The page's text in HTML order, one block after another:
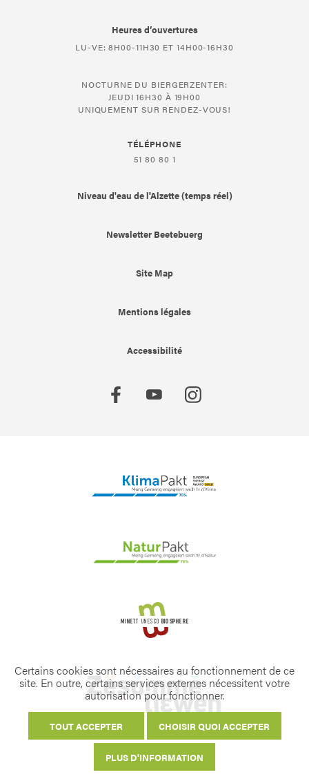
Heures d’ouvertures
LU-VE: 8H00-11H30 ET 14H00-16H30
NOCTURNE DU BIERGERZENTER:
JEUDI 16H30 À 19H00
UNIQUEMENT SUR RENDEZ-VOUS!
TÉLÉPHONE
51 80 80 1
Niveau d'eau de l'Alzette (temps réel)
Newsletter Beetebuerg
Site Map
Mentions légales
Accessibilité
Certains cookies sont nécessaires au fonctionnement de ce
site. En outre, certains services externes nécessitent votre
autorisation pour fonctionner.
TOUT ACCEPTER CHOISIR QUOI ACCEPTER
PLUS D'INFORMATION